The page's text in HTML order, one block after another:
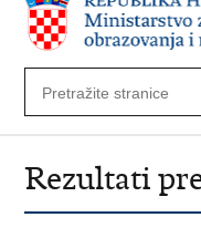
Rezultati